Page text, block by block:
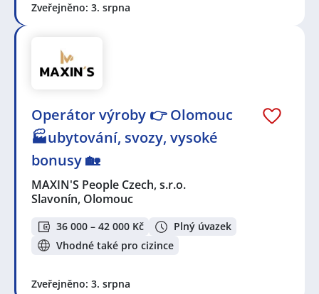
Zveřejněno: 3. srpna
Operátor výroby 👉 Olomouc
🏭ubytování, svozy, vysoké
bonusy 🏡
MAXIN'S People Czech, s.r.o.
Slavonín, Olomouc
36 000 – 42 000 Kč
Plný úvazek
Vhodné také pro cizince
Zveřejněno: 3. srpna